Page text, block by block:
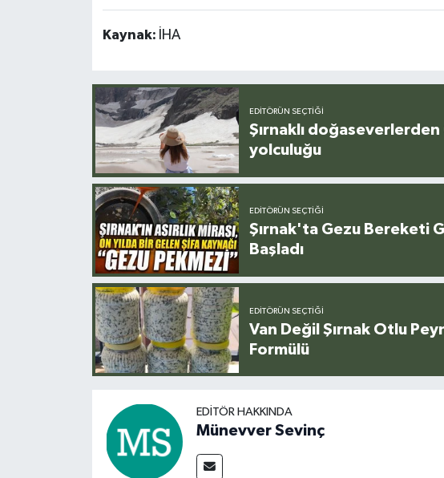
Kaynak: İHA
EDITÖRÜN SEÇTIĞI
Şırnaklı
yolculuğu
EDITÖRÜN SEÇTIĞI
Şırnak'ta Gezu Bereketi
Başladı
EDITÖRÜN SEÇTIĞI
Van Değil Şırnak Otlu
Formülü
EDITÖR HAKKINDA
Münevver Sevinç